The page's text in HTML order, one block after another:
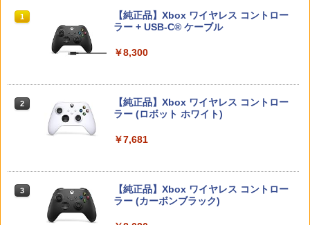
￥8,518
￥8,582
￥8,960
￥6,342
スタイル」DLC)
ンス PS5版(【初回封入特典】魔導船＆
かけだし騎士の応援パック・かけだし騎
￥596
【中古】PS2 ギャロップレーサー6 −R
￥660
ーターパック（ダウンロード版）※720
￥980
￥4,070
￥4,316
ースター) [ 夏吉ゆうこ ]
1
スプラトゥーン レイダース|オンライン
コード版
￥5,832
スプラトゥーン レイダース -Switch2
￥6,447
Nintendo Switch 2(日本語・国内専用)
1
PlayStation 5 デジタル・エディション
日本語専用 Console Language: Japan
Beast of Reincarnation -PS5 【特典】
1
【純正品】Xbox ワイヤレス コントロー
ラー + USB-C® ケーブル
￥8,300
2
【純正品】Xbox ワイヤレス コントロー
ラー (ロボット ホワイト)
￥7,681
3
【純正品】Xbox ワイヤレス コントロー
ラー (カーボンブラック)